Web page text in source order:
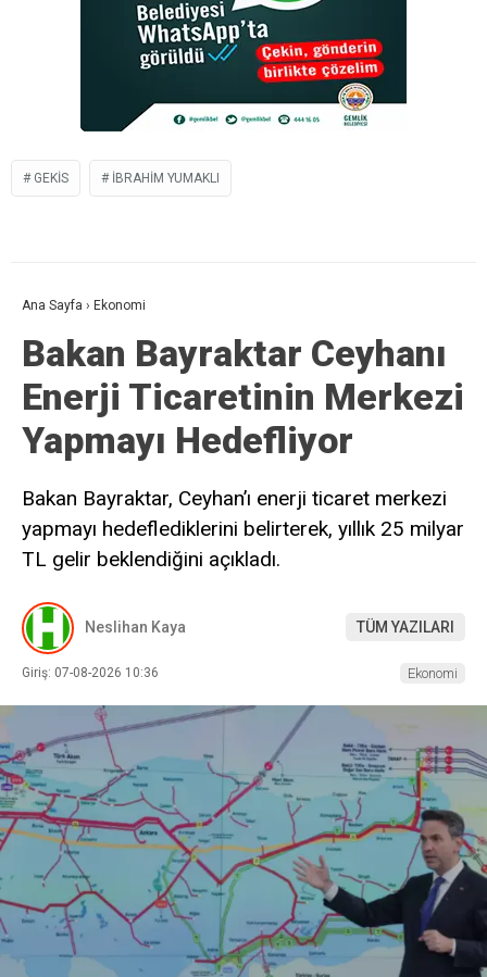
GEKİS IBRAHIM YUMAKLI
Ana Sayfa › Ekonomi
Bakan Bayraktar Ceyhanı
Enerji Ticaretinin Merkezi
Yapmayı Hedefliyor
Bakan Bayraktar, Ceyhan’ı enerji ticaret merkezi
yapmayı hedeflediklerini belirterek, yıllık 25 milyar
TL gelir beklendiğini açıkladı.
Neslihan Kaya TÜM YAZILARI
Giriş: 07-08-2026 10:36 Ekonomi